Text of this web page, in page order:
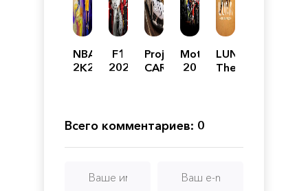
NBA
2K21
F1
2020
Project
CARS
MotoGP
20
LUNA
The
Всего комментариев: 0